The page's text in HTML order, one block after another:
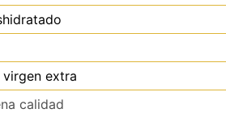
extra
calidad